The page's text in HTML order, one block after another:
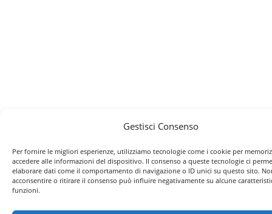
Gestisci Consenso
Per fornire le migliori esperienze, utilizziamo tecnologie come i cookie per
accedere alle informazioni del dispositivo. Il consenso a queste tecnologie ci
elaborare dati come il comportamento di navigazione o ID unici su questo sito.
acconsentire o ritirare il consenso può influire negativamente su alcune
funzioni.